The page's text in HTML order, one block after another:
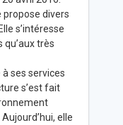
propose divers
s’intéresse
très
à ses services
s’est fait
elle